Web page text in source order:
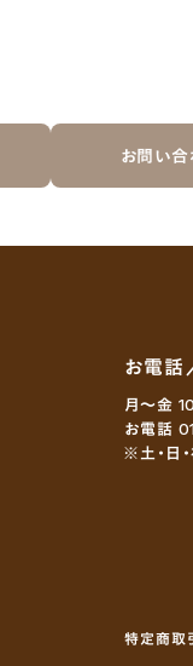
お問い合
お電話
月～金
お電話
※土・日
特定商取